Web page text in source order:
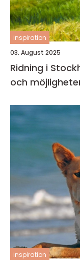
inspiration
03. August 2025
Ridning i
och
inspiration